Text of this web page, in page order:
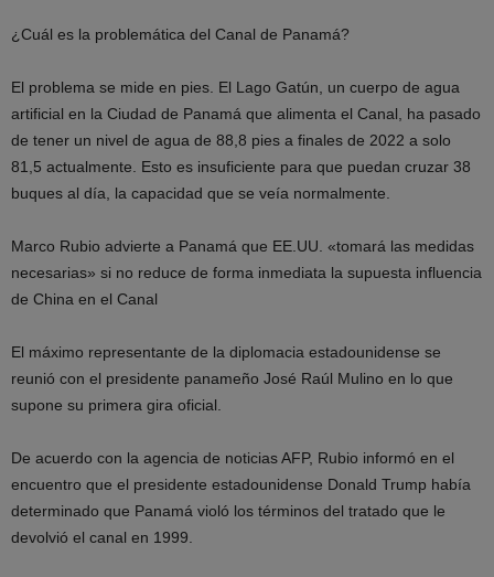
¿Cuál es la problemática del Canal de Panamá?
El problema se mide en pies. El Lago Gatún, un cuerpo de agua
artificial en la Ciudad de Panamá que alimenta el Canal, ha pasado
de tener un nivel de agua de 88,8 pies a finales de 2022 a solo
81,5 actualmente. Esto es insuficiente para que puedan cruzar 38
buques al día, la capacidad que se veía normalmente.
Marco Rubio advierte a Panamá que EE.UU. «tomará las medidas
necesarias» si no reduce de forma inmediata la supuesta influencia
de China en el Canal
El máximo representante de la diplomacia estadounidense se
reunió con el presidente panameño José Raúl Mulino en lo que
supone su primera gira oficial.
De acuerdo con la agencia de noticias AFP, Rubio informó en el
encuentro que el presidente estadounidense Donald Trump había
determinado que Panamá violó los términos del tratado que le
devolvió el canal en 1999.